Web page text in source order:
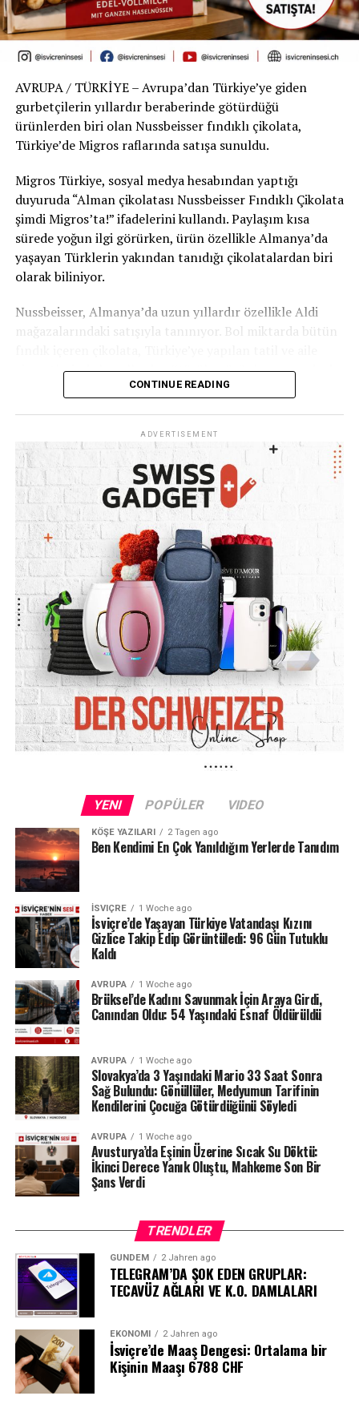
olduğu için aynı döviz miktarıyla satın alınabilen altın
miktarı azalıyor.
Sonuç
Geçen yıl Türkiye’ye gelen bir gurbetçi, bu yıl aynı
miktardaki dövizini bozdurduğunda yaklaşık 6 ila 7 bin
TL daha fazla para elde ediyor. Ancak bu artış, gram
altındaki yaklaşık %41’lik yükselişi karşılamaya yetmiyor.
Sonuç olarak TL bazında daha fazla para elde edilmesine
rağmen, altın karşısındaki alım gücü son bir yılda döviz
türüne göre yaklaşık %17 ila %20 oranında geriledi.
Kaynak gösterilmeden ve izin alınmadan kullanılamaz.
yorumlanırken, kimileri tarafından ise „ilişkileri
maddiyata dayandıran bir yaklaşım“ olduğu gerekçesiyle
eleştirildi.
AVRUPA / TÜRKİYE – Avrupa’dan Türkiye’ye giden
gurbetçilerin yıllardır beraberinde götürdüğü
ürünlerden biri olan Nussbeisser fındıklı çikolata,
Türkiye’de Migros raflarında satışa sunuldu.
Migros Türkiye, sosyal medya hesabından yaptığı
duyuruda “Alman çikolatası Nussbeisser Fındıklı Çikolata
şimdi Migros’ta!” ifadelerini kullandı. Paylaşım kısa
sürede yoğun ilgi görürken, ürün özellikle Almanya’da
yaşayan Türklerin yakından tanıdığı çikolatalardan biri
olarak biliniyor.
Nussbeisser, Almanya’da uzun yıllardır özellikle Aldi
mağazalarındaki satışıyla tanınıyor. Bol miktarda bütün
ziyaretlerinde bavullarda götürülen ürünler arasında da
Migros’un tanıtımındaki “Alman çikolatası” ifadesi
dikkat çekerken, önemli bir ayrıntı da ürünün menşei
konusunda ortaya çıkıyor.
Migros’un online mağazasında yer alan ürün bilgilerinde
Nussbeisser’in menşe ülkesi Polonya olarak belirtiliyor.
Dolayısıyla ürün Almanya’da yaygın olarak satılması ve
Alman pazarıyla özdeşleşmesi nedeniyle “Alman
çikolatası” olarak tanıtılsa da menşe bilgisine göre
Polonya ürünü.
Migros Türkiye – Nussbeisser ürün bilgisi⁠￼
Gelişme, İsviçre dahil Avrupa’da yaşayan Türkler
açısından da nostaljik bir anlam taşıyor. Yıllardır
Avrupa’dan Türkiye’ye götürülen klasik “gurbetçi
ürünlerinden” biri artık Türkiye’de de doğrudan market
Kısacası, Nussbeisser için artık bavulda yer ayırmaya
gerek kalmayacak.
CONTINUE READING
ADVERTISEMENT
YENI POPÜLER VIDEO
KÖŞE YAZILARI 2 Tagen ago
Ben Kendimi En Çok Yanıldığım Yerlerde Tanıdım
İSVIÇRE 1 Woche ago
İsviçre’de Yaşayan Türkiye Vatandaşı Kızını
Gizlice Takip Edip Görüntüledi: 96 Gün Tutuklu
Kaldı
AVRUPA 1 Woche ago
Brüksel’de Kadını Savunmak İçin Araya Girdi,
Canından Oldu: 54 Yaşındaki Esnaf Öldürüldü
AVRUPA 1 Woche ago
Slovakya’da 3 Yaşındaki Mario 33 Saat Sonra
Sağ Bulundu: Gönüllüler, Medyumun Tarifinin
Kendilerini Çocuğa Götürdüğünü Söyledi
AVRUPA 1 Woche ago
Avusturya’da Eşinin Üzerine Sıcak Su Döktü:
İkinci Derece Yanık Oluştu, Mahkeme Son Bir
Şans Verdi
TRENDLER
GÜNDEM 2 Jahren ago
TELEGRAM’DA ŞOK EDEN GRUPLAR:
TECAVÜZ AĞLARI VE K.O. DAMLALARI
EKONOMI 2 Jahren ago
İsviçre’de Maaş Dengesi: Ortalama bir
Kişinin Maaşı 6788 CHF